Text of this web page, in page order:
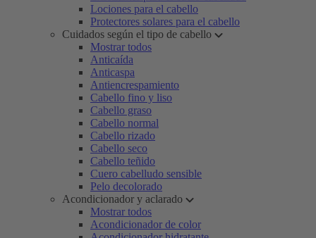
Lociones para el cabello
Protectores solares para el cabello
Cuidados según el tipo de cabello
Mostrar todos
Anticaída
Anticaspa
Antiencrespamiento
Cabello fino y liso
Cabello graso
Cabello normal
Cabello rizado
Cabello seco
Cabello teñido
Cuero cabelludo sensible
Pelo decolorado
Acondicionador y aclarado
Mostrar todos
Acondicionador de color